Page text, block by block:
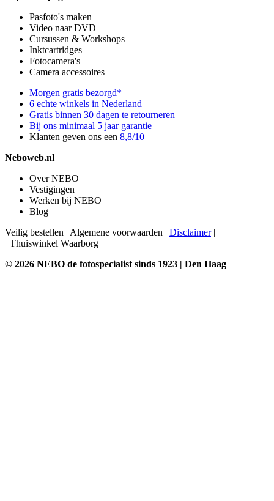
Pasfoto's maken
Video naar DVD
Cursussen & Workshops
Inktcartridges
Fotocamera's
Camera accessoires
Morgen gratis bezorgd*
6 echte winkels in Nederland
Gratis binnen 30 dagen te retourneren
Bij ons minimaal 5 jaar garantie
Klanten geven ons een 8,8/10
Neboweb.nl
Over NEBO
Vestigingen
Werken bij NEBO
Blog
Veilig bestellen | Algemene voorwaarden | Disclaimer|
Thuiswinkel Waarborg
© 2026 NEBO de fotospecialist sinds 1923 | Den Haag